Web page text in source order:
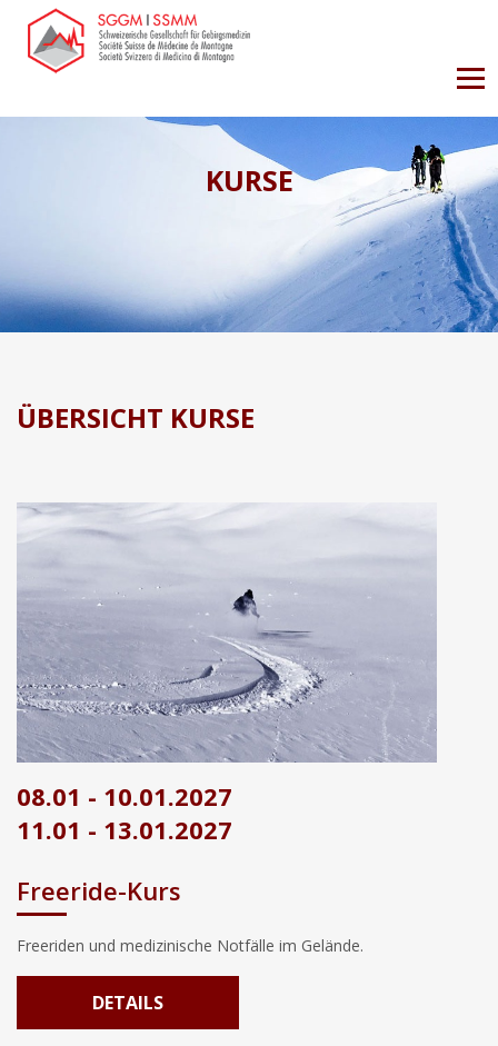
KURSE
ÜBERSICHT KURSE
08.01 - 10.01.2027
11.01 - 13.01.2027
Freeride-Kurs
Freeriden und medizinische Notfälle im Gelände.
DETAILS